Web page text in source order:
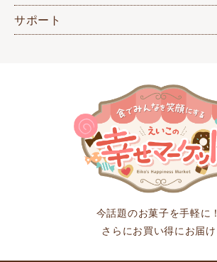
サポート
今話題のお菓子を手軽に！
さらにお買い得にお届け